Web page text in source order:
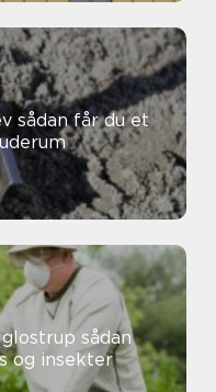
sådan
og insekter